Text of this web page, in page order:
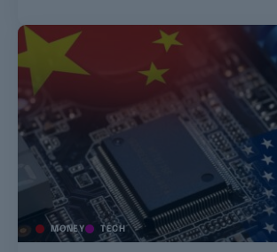
MONEY TECH